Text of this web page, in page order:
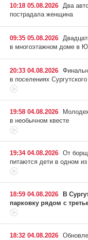
10:18 05.08.2026 Два
пострадала женщина
09:35 05.08.2026
в многоэтажном доме в
20:33 04.08.2026
в поселениях
19:58 04.08.2026
в необычном квесте
19:34 04.08.2026 От
питаются дети в одном
18:59 04.08.2026
В
парковку рядом с
18:32 04.08.2026